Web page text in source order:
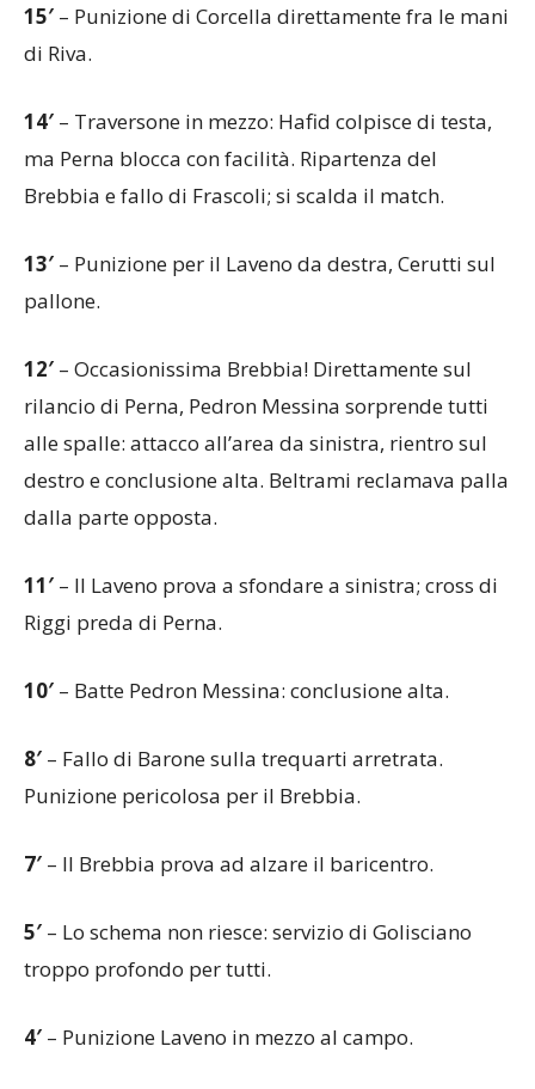
15′ – Punizione di Corcella direttamente fra le mani
di Riva.
14′ – Traversone in mezzo: Hafid colpisce di testa,
ma Perna blocca con facilità. Ripartenza del
Brebbia e fallo di Frascoli; si scalda il match.
13′ – Punizione per il Laveno da destra, Cerutti sul
pallone.
12′ – Occasionissima Brebbia! Direttamente sul
rilancio di Perna, Pedron Messina sorprende tutti
alle spalle: attacco all’area da sinistra, rientro sul
destro e conclusione alta. Beltrami reclamava palla
dalla parte opposta.
11′ – Il Laveno prova a sfondare a sinistra; cross di
Riggi preda di Perna.
10′ – Batte Pedron Messina: conclusione alta.
8′ – Fallo di Barone sulla trequarti arretrata.
Punizione pericolosa per il Brebbia.
7′ – Il Brebbia prova ad alzare il baricentro.
5′ – Lo schema non riesce: servizio di Golisciano
troppo profondo per tutti.
4′ – Punizione Laveno in mezzo al campo.